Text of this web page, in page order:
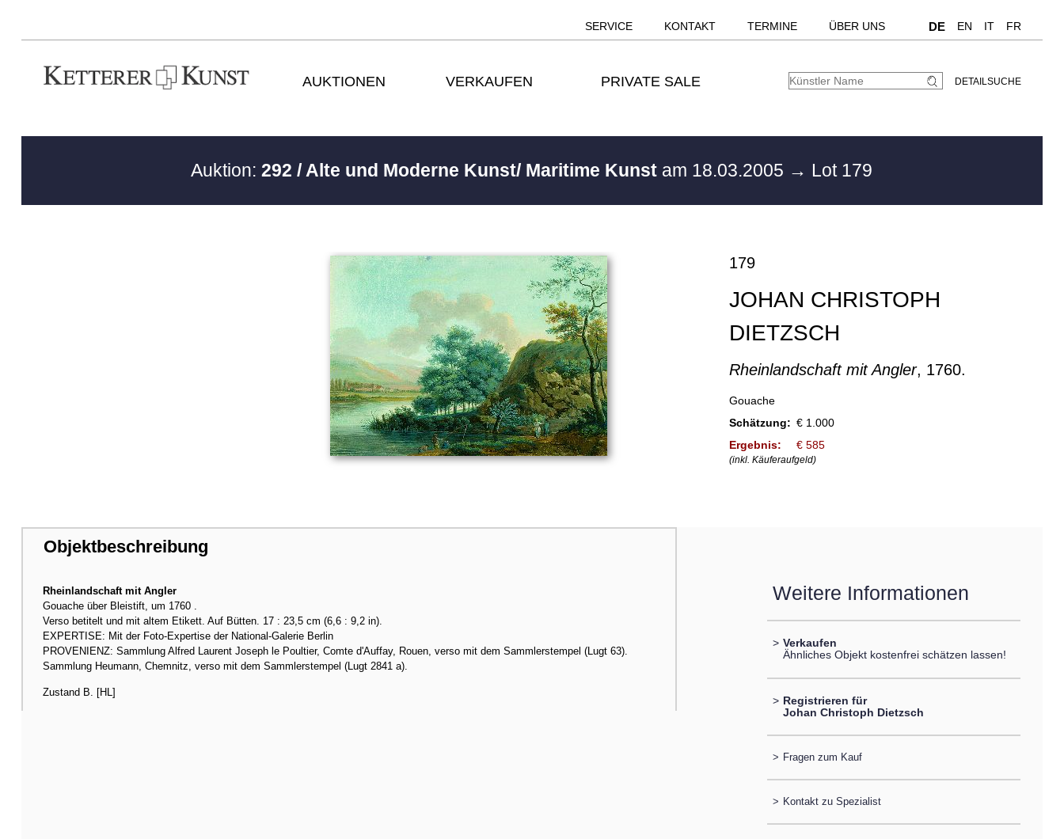
SERVICE KONTAKT TERMINE ÜBER UNS DE EN IT FR
AUKTIONEN VERKAUFEN PRIVATE SALE DETAILSUCHE
Auktion:292 / Alte und Moderne Kunst/ Maritime Kunst am 18.03.2005 → Lot 179
179
JOHAN CHRISTOPH
DIETZSCH
Rheinlandschaft mit Angler, 1760.
Gouache
Schätzung: € 1.000
Ergebnis:
€ 585
(inkl. Käuferaufgeld)
Objektbeschreibung
Rheinlandschaft mit Angler
Gouache über Bleistift, um 1760 .
Verso betitelt und mit altem Etikett. Auf Bütten. 17 : 23,5 cm (6,6 : 9,2 in).
EXPERTISE: Mit der Foto-Expertise der National-Galerie Berlin
PROVENIENZ: Sammlung Alfred Laurent Joseph le Poultier, Comte d'Auffay, Rouen, verso mit dem Sammlerstempel (Lugt 63).
Sammlung Heumann, Chemnitz, verso mit dem Sammlerstempel (Lugt 2841 a).
Zustand B. [HL]
Weitere Informationen
> Verkaufen
Ähnliches Objekt kostenfrei schätzen lassen!
> Registrieren für
Johan Christoph Dietzsch
> Fragen zum Kauf
> Kontakt zu Spezialist